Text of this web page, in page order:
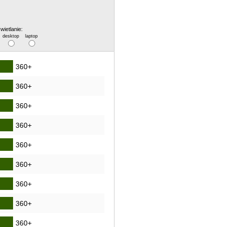
desktop laptop
360+
360+
360+
360+
360+
360+
360+
360+
360+